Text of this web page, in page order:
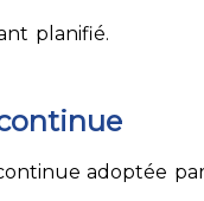
planifié.
adoptée